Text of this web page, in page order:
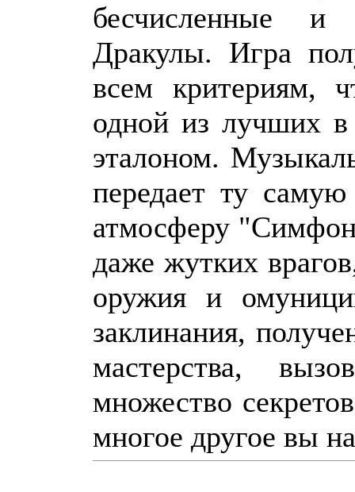
бесчисленные и
Дракулы. Игра
всем критериям,
одной из лучших в
эталоном.
передает ту
атмосферу
даже жутких
оружия и
заклинания,
мастерства,
множество
многое другое вы